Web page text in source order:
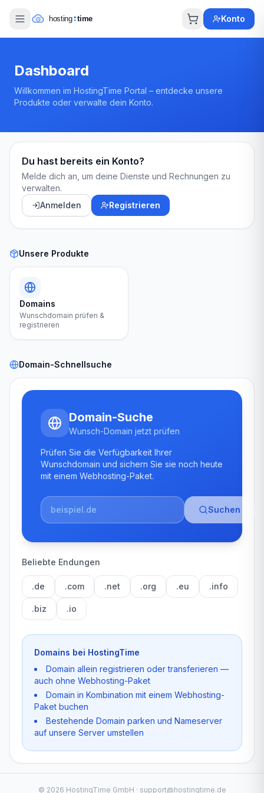
Konto
Dashboard
Willkommen im HostingTime Portal – entdecke unsere
Produkte oder verwalte dein Konto.
Du hast bereits ein Konto?
Melde dich an, um deine Dienste und Rechnungen zu
verwalten.
Anmelden
Registrieren
Unsere Produkte
Domains
Wunschdomain prüfen &
registrieren
Domain-Schnellsuche
Domain-Suche
Wunsch-Domain jetzt prüfen
Prüfen Sie die Verfügbarkeit Ihrer
Wunschdomain und sichern Sie sie noch heute
mit einem Webhosting-Paket.
Suchen
Beliebte Endungen
.de .com .net .org .eu .info
.biz .io
Domains bei HostingTime
Domain allein registrieren oder transferieren —
auch ohne Webhosting-Paket
Domain in Kombination mit einem Webhosting-
Paket buchen
Bestehende Domain parken und Nameserver
auf unsere Server umstellen
© 2026 HostingTime GmbH · support@hostingtime.de